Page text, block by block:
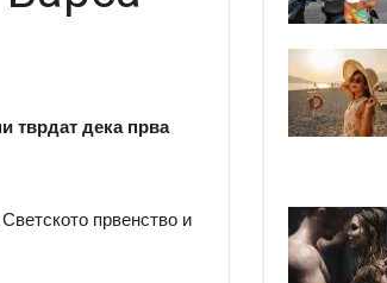
тврдат дека прва
првенство и